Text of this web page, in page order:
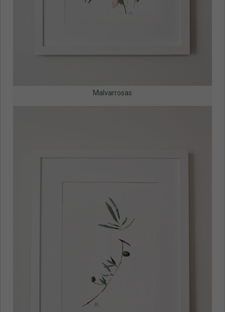
Malvarrosas